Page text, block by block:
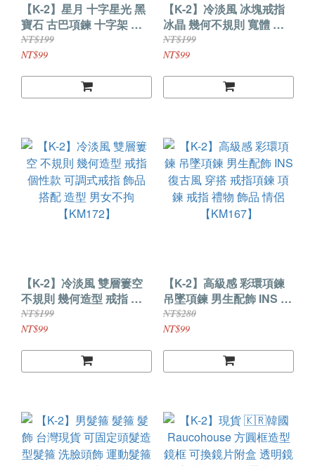
【K-2】星月 十字星光 黑
寶石 古巴項鍊 十字架 飾
品 項鍊 穿搭 男女不拘 小
眾設計款 禮物 芒星 K2 復
NT$199
NT$99
【K-2】冷淡風 冰塊戒指
冰晶 幾何不規則 寬體 搭
配 戒指 飾品 可調式戒指
男女不拘 冰塊 禮物 穿搭
NT$199
NT$99
【K-2】冷淡風 雙層簍空
不規則 幾何造型 戒指 個
性款 可調式戒指 飾品 搭
配 造型 男女不拘
NT$199
NT$99
【K-2】高級感 彩環項鍊
吊墜項鍊 男生配飾 INS 復
古風 穿搭 戒指項鍊 項鍊
戒指 禮物 飾品 情侶
NT$280
NT$99